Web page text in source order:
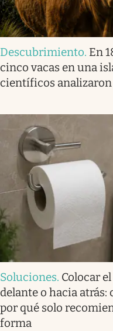
Descubrimiento. En
cinco vacas en una
científicos analizaron
Soluciones. Colocar
delante o hacia
por qué solo
forma